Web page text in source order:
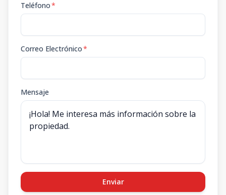
Teléfono*
Correo Electrónico*
Mensaje
Enviar